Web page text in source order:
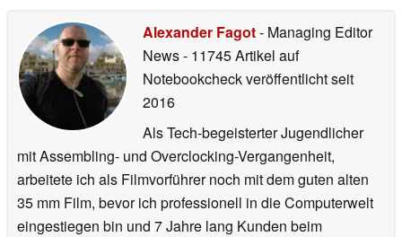
Alexander Fagot- Managing Editor
News- 11745 Artikel auf
Notebookcheck veröffentlichtseit
2016
Als Tech-begeisterter Jugendlicher
mit Assembling- und Overclocking-Vergangenheit,
arbeitete ich als Filmvorführer noch mit dem guten alten
35 mm Film, bevor ich professionell in die Computerwelt
eingestiegen bin und 7 Jahre lang Kunden beim